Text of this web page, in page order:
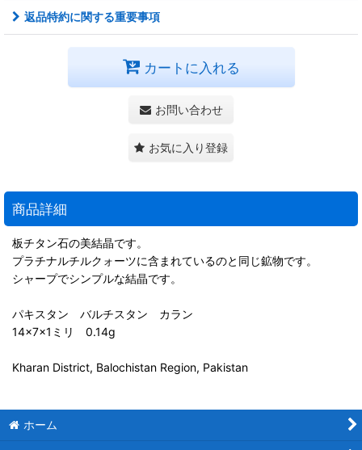
返品特約に関する重要事項
カートに入れる
お問い合わせ
お気に入り登録
商品詳細
板チタン石の美結晶です。
プラチナルチルクォーツに含まれているのと同じ鉱物です。
シャープでシンプルな結晶です。
パキスタン バルチスタン カラン
14×7×1ミリ 0.14g
Kharan District, Balochistan Region, Pakistan
ホーム